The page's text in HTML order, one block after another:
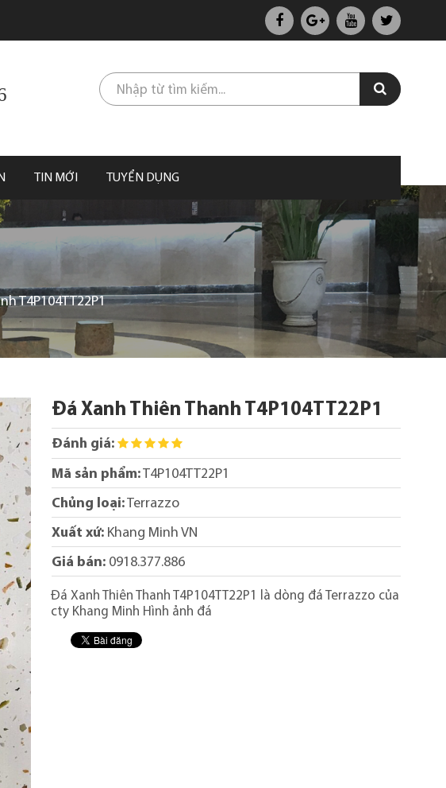
TIN MỚI TUYỂN DỤNG
T4P104TT22P1
Đá Xanh Thiên Thanh T4P104TT22P1
Đánh giá:
Mã sản phẩm:T4P104TT22P1
Chủng loại:Terrazzo
Xuất xứ:Khang Minh VN
Giá bán:0918.377.886
Đá Xanh Thiên Thanh T4P104TT22P1 là dòng đá Terrazzo của
cty Khang Minh Hình ảnh đá